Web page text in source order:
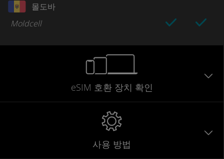
몰도바
Moldcell
eSIM 호환 장치 확인
사용 방법